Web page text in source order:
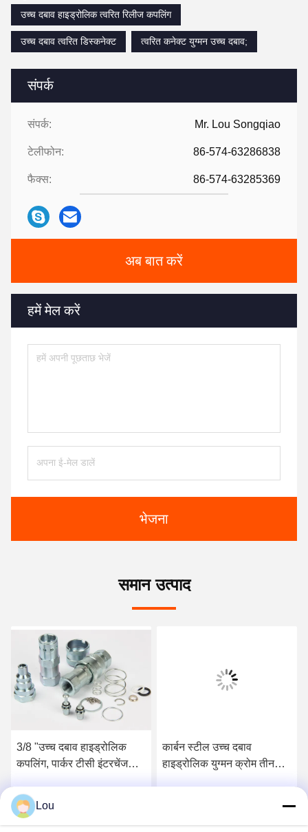
संपर्क
संपर्क: Mr. Lou Songqiao
टेलीफोन: 86-574-63286838
फैक्स: 86-574-63285369
अब बात करें
हमें मेल करें
भेजना
उच्च दबाव हाइड्रोलिक त्वरित रिलीज कपलिंग
उच्च दबाव त्वरित डिस्कनेक्ट त्वरित कनेक्ट युग्मन उच्च दबाव;
समान उत्पाद
3/8 "उच्च दबाव हाइड्रोलिक
कपलिंग, पार्कर टीसी इंटरचेंज
सबसे अच्छी कीमत पाएं
कार्बन स्टील उच्च दबाव
हाइड्रोलिक युग्मन क्रोम तीन
Lou